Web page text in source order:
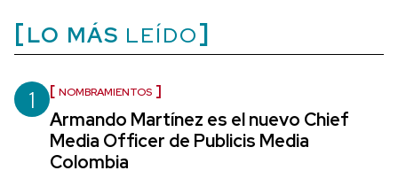
LO MÁS LEÍDO
1 NOMBRAMIENTOS
Armando Martínez es el nuevo Chief
Media Officer de Publicis Media
Colombia